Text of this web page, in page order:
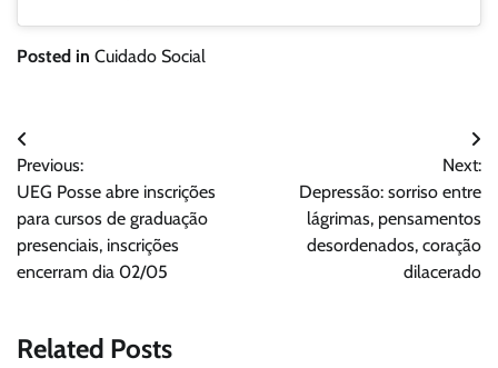
Posted in Cuidado Social
Navegação
de
Post
Previous:
UEG Posse abre inscrições
para cursos de graduação
presenciais, inscrições
encerram dia 02/05
Next:
Depressão: sorriso entre
lágrimas, pensamentos
desordenados, coração
dilacerado
Related Posts